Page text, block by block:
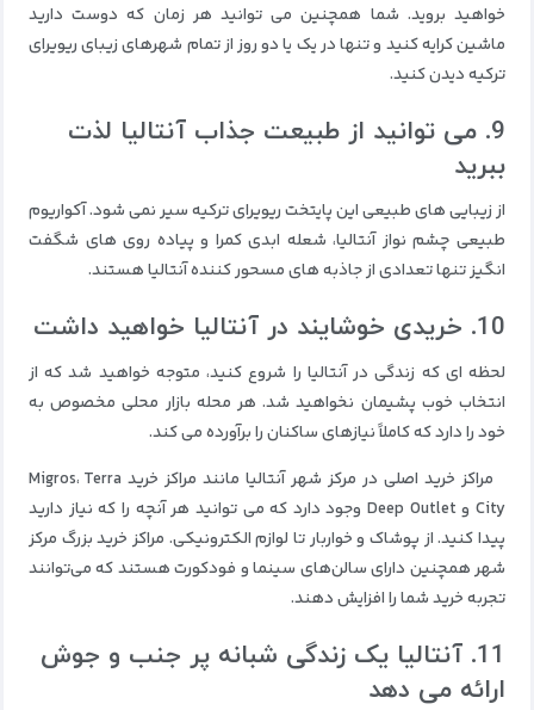
خواهید بروید. شما همچنین می توانید هر زمان که دوست دارید
ماشین کرایه کنید و تنها در یک یا دو روز از تمام شهرهای زیبای ریویرای
ترکیه دیدن کنید.
9. می توانید از طبیعت جذاب آنتالیا لذت
ببرید
از زیبایی های طبیعی این پایتخت ریویرای ترکیه سیر نمی شود. آکواریوم
طبیعی چشم نواز آنتالیا، شعله ابدی کمرا و پیاده روی های شگفت
انگیز تنها تعدادی از جاذبه های مسحور کننده آنتالیا هستند.
10. خریدی خوشایند در آنتالیا خواهید داشت
لحظه ای که زندگی در آنتالیا را شروع کنید، متوجه خواهید شد که از
انتخاب خوب پشیمان نخواهید شد. هر محله بازار محلی مخصوص به
خود را دارد که کاملاً نیازهای ساکنان را برآورده می کند.
مراکز خرید اصلی در مرکز شهر آنتالیا مانند مراکز خرید Migros، Terra
City و Deep Outlet وجود دارد که می توانید هر آنچه را که نیاز دارید
پیدا کنید. از پوشاک و خواربار تا لوازم الکترونیکی. مراکز خرید بزرگ مرکز
شهر همچنین دارای سالن‌های سینما و فودکورت هستند که می‌توانند
تجربه خرید شما را افزایش دهند.
11. آنتالیا یک زندگی شبانه پر جنب و جوش
ارائه می دهد